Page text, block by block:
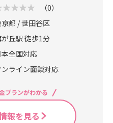
（0）
都 / 世田谷区
が丘駅 徒歩1分
本全国対応
ンライン面談対応
プランがわかる
報を見る